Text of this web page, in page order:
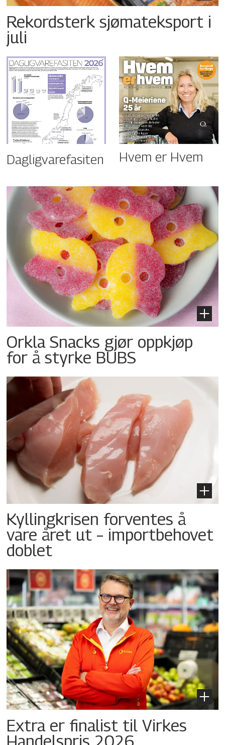
Rekordsterk sjømateksport i
juli
Dagligvarefasiten Hvem er Hvem
Orkla Snacks gjør oppkjøp
for å styrke BUBS
Kyllingkrisen forventes å
vare året ut – importbehovet
doblet
Extra er finalist til Virkes
Handelspris 2026